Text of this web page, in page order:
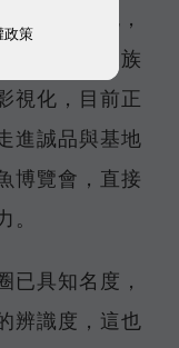
產業的特色，
。像是與水族
視化，目前正
進誠品與基地
博覽會，直接
已具知名度，
辨識度，這也
政策